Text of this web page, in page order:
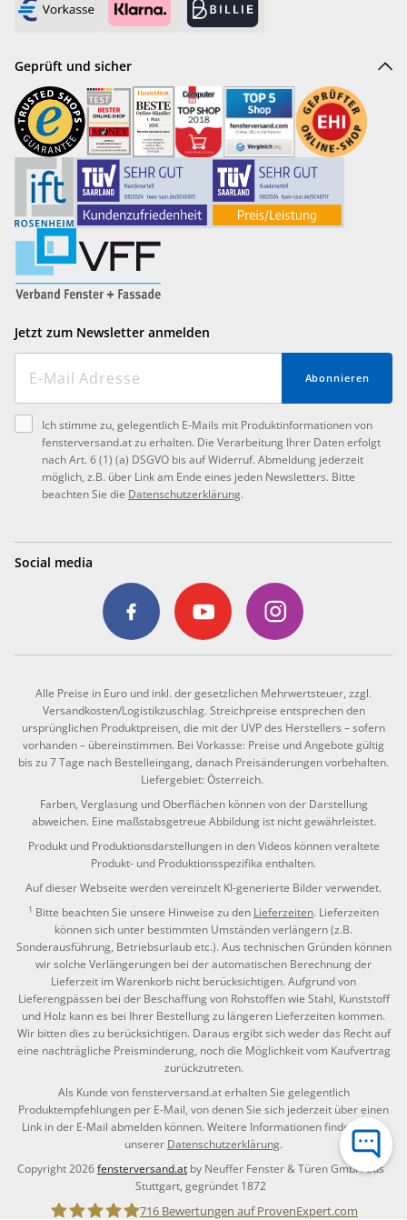
Geprüft und sicher
Jetzt zum Newsletter anmelden
Abonnieren
Ich stimme zu, gelegentlich E-Mails mit Produktinformationen von
fensterversand.at zu erhalten. Die Verarbeitung Ihrer Daten erfolgt
nach Art. 6 (1) (a) DSGVO bis auf Widerruf. Abmeldung jederzeit
möglich, z.B. über Link am Ende eines jeden Newsletters. Bitte
beachten Sie die Datenschutzerklärung.
Social media
Alle Preise in Euro und inkl. der gesetzlichen Mehrwertsteuer, zzgl.
Versandkosten/Logistikzuschlag. Streichpreise entsprechen den
ursprünglichen Produktpreisen, die mit der UVP des Herstellers – sofern
vorhanden – übereinstimmen. Bei Vorkasse: Preise und Angebote gültig
bis zu 7 Tage nach Bestelleingang, danach Preisänderungen vorbehalten.
Liefergebiet: Österreich.
Farben, Verglasung und Oberflächen können von der Darstellung
abweichen. Eine maßstabsgetreue Abbildung ist nicht gewährleistet.
Produkt und Produktionsdarstellungen in den Videos können veraltete
Produkt- und Produktionsspezifika enthalten.
Auf dieser Webseite werden vereinzelt KI-generierte Bilder verwendet.
1 Bitte beachten Sie unsere Hinweise zu den Lieferzeiten. Lieferzeiten
können sich unter bestimmten Umständen verlängern (z.B.
Sonderausführung, Betriebsurlaub etc.). Aus technischen Gründen können
wir solche Verlängerungen bei der automatischen Berechnung der
Lieferzeit im Warenkorb nicht berücksichtigen. Aufgrund von
Lieferengpässen bei der Beschaffung von Rohstoffen wie Stahl, Kunststoff
und Holz kann es bei Ihrer Bestellung zu längeren Lieferzeiten kommen.
Wir bitten dies zu berücksichtigen. Daraus ergibt sich weder das Recht auf
eine nachträgliche Preisminderung, noch die Möglichkeit vom Kaufvertrag
zurückzutreten.
Als Kunde von fensterversand.at erhalten Sie gelegentlich
Produktempfehlungen per E-Mail, von denen Sie sich jederzeit über einen
Link in der E-Mail abmelden können. Weitere Informationen finden Sie in
unserer Datenschutzerklärung.
Copyright 2026fensterversand.at by Neuffer Fenster & Türen GmbH aus
Stuttgart, gegründet 1872
716 Bewertungen auf ProvenExpert.com